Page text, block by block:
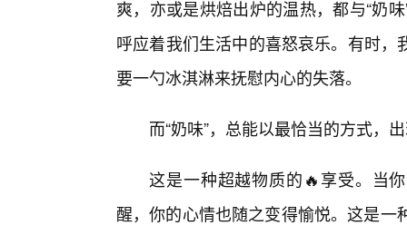
爽，亦或是烘焙出炉的温热，都与“奶
呼应着我们生活中的喜怒哀乐。有时
要一勺冰淇淋来抚慰内心的失落。
而“奶味”，总能以最恰当的方式，
这是一种超越物质的🔥享受。当
醒，你的心情也随之变得愉悦。这是